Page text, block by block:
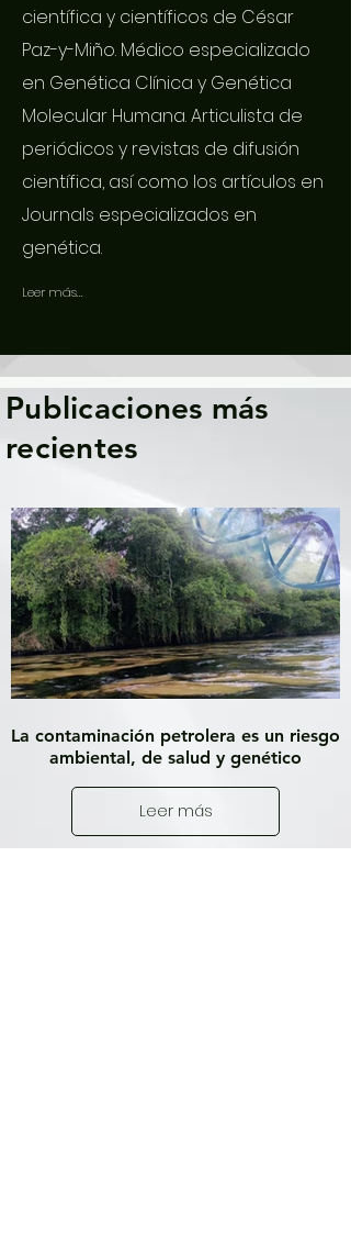
científica y científicos de César
Paz-y-Miño. Médico especializado
en Genética Clínica y Genética
Molecular Humana. Articulista de
periódicos y revistas de difusión
científica, así como los artículos en
Journals especializados en
genética.
Leer más...
Publicaciones más
recientes
La contaminación petrolera es un riesgo
ambiental, de salud y genético
Leer más